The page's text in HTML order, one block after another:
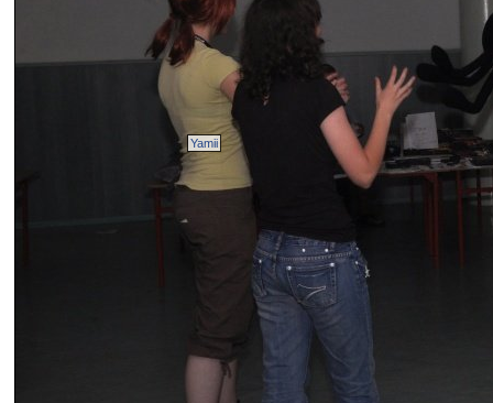
Yamii